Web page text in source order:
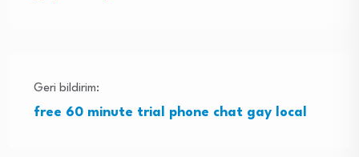
Geri bildirim:
free 60 minute trial phone chat gay local